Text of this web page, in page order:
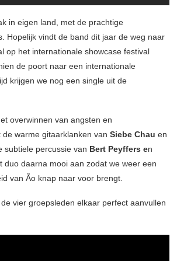
in eigen land, met de prachtige
Hopelijk vindt de band dit jaar de weg naar
op het internationale showcase festival
de poort naar een internationale
krijgen we nog een single uit de
overwinnen van angsten en
warme gitaarklanken van Siebe Chau en
subtiele percussie van Bert Peyffers en
duo daarna mooi aan zodat we weer een
van Ão knap naar voor brengt.
vier groepsleden elkaar perfect aanvullen